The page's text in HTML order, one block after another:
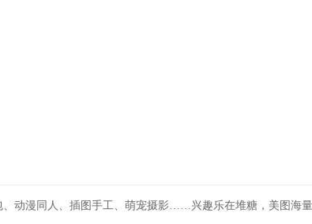
、动漫同人、插图手工、萌宠摄影……兴趣乐在堆糖，美图海